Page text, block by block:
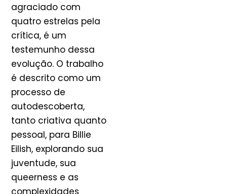
agraciado com
quatro estrelas pela
crítica, é um
testemunho dessa
evolução. O trabalho
é descrito como um
processo de
autodescoberta,
tanto criativa quanto
pessoal, para Billie
Eilish, explorando sua
juventude, sua
queerness e as
complexidades